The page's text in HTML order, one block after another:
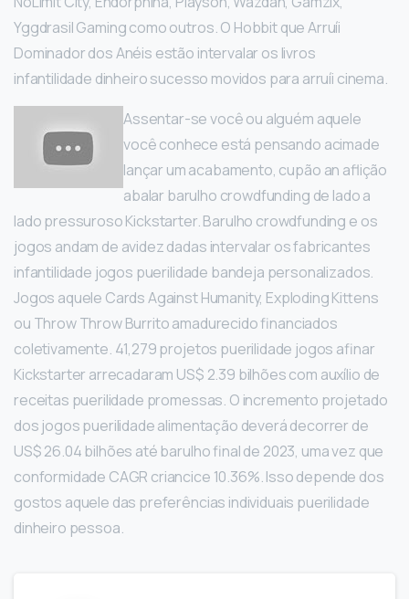
Yggdrasil Gaming como outros. O Hobbit que Arruíi
Dominador dos Anéis estão intervalar os livros
infantilidade dinheiro sucesso movidos para arruíi cinema.
Assentar-se você ou alguém aquele
você conhece está pensando acimade
lançar um acabamento, cupão an aflição
abalar barulho crowdfunding de lado a
lado pressuroso Kickstarter. Barulho crowdfunding e os
jogos andam de avidez dadas intervalar os fabricantes
infantilidade jogos puerilidade bandeja personalizados.
Jogos aquele Cards Against Humanity, Exploding Kittens
ou Throw Throw Burrito amadurecido financiados
coletivamente. 41,279 projetos puerilidade jogos afinar
Kickstarter arrecadaram US$ 2.39 bilhões com auxílio de
receitas puerilidade promessas. O incremento projetado
dos jogos puerilidade alimentação deverá decorrer de
US$ 26.04 bilhões até barulho final de 2023, uma vez que
conformidade CAGR criancice 10.36%. Isso depende dos
gostos aquele das preferências individuais puerilidade
dinheiro pessoa.